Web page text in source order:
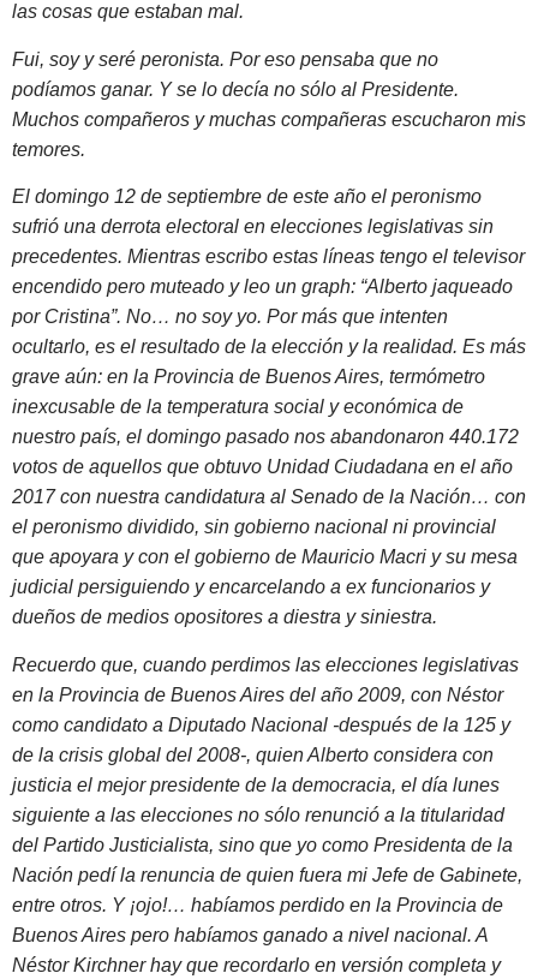
las cosas que estaban mal.
Fui, soy y seré peronista. Por eso pensaba que no
podíamos ganar. Y se lo decía no sólo al Presidente.
Muchos compañeros y muchas compañeras escucharon mis
temores.
El domingo 12 de septiembre de este año el peronismo
sufrió una derrota electoral en elecciones legislativas sin
precedentes. Mientras escribo estas líneas tengo el televisor
encendido pero muteado y leo un graph: “Alberto jaqueado
por Cristina”. No… no soy yo. Por más que intenten
ocultarlo, es el resultado de la elección y la realidad. Es más
grave aún: en la Provincia de Buenos Aires, termómetro
inexcusable de la temperatura social y económica de
nuestro país, el domingo pasado nos abandonaron 440.172
votos de aquellos que obtuvo Unidad Ciudadana en el año
2017 con nuestra candidatura al Senado de la Nación… con
el peronismo dividido, sin gobierno nacional ni provincial
que apoyara y con el gobierno de Mauricio Macri y su mesa
judicial persiguiendo y encarcelando a ex funcionarios y
dueños de medios opositores a diestra y siniestra.
Recuerdo que, cuando perdimos las elecciones legislativas
en la Provincia de Buenos Aires del año 2009, con Néstor
como candidato a Diputado Nacional -después de la 125 y
de la crisis global del 2008-, quien Alberto considera con
justicia el mejor presidente de la democracia, el día lunes
siguiente a las elecciones no sólo renunció a la titularidad
del Partido Justicialista, sino que yo como Presidenta de la
Nación pedí la renuncia de quien fuera mi Jefe de Gabinete,
entre otros. Y ¡ojo!… habíamos perdido en la Provincia de
Buenos Aires pero habíamos ganado a nivel nacional. A
Néstor Kirchner hay que recordarlo en versión completa y